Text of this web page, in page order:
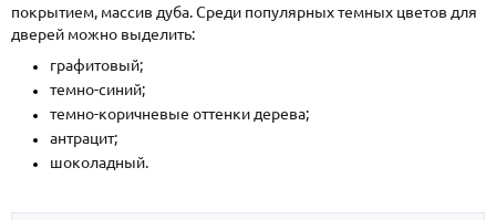
покрытием, массив дуба. Среди популярных темных цветов для
дверей можно выделить:
графитовый;
темно-синий;
темно-коричневые оттенки дерева;
антрацит;
шоколадный.